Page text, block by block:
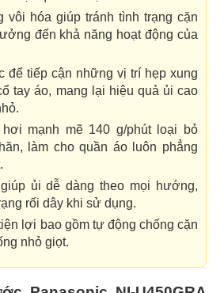
vôi hóa giúp tránh tình trạng cặn
đến khả năng hoạt động của
để tiếp cận những vị trí hẹp xung
tay áo, mang lại hiệu quả ủi cao
hơi mạnh mẽ 140 g/phút loại bỏ
làm cho quần áo luôn phẳng
ủi dễ dàng theo mọi hướng,
rối dây khi sử dụng.
lợi bao gồm tự động chống cặn
nhỏ giọt.